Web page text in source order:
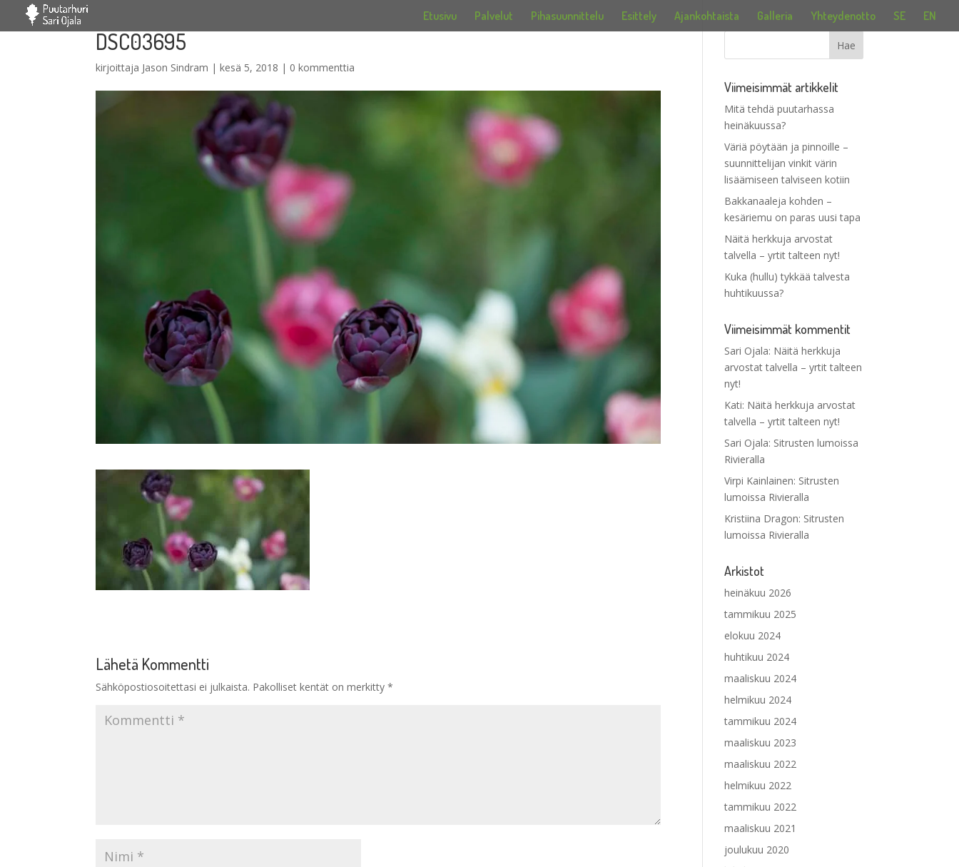
Etusivu Palvelut Pihasuunnittelu Esittely Ajankohtaista Galleria Yhteydenotto SE EN
DSC03695
kirjoittaja Jason Sindram |kesä 5, 2018 | 0 kommenttia
Lähetä Kommentti
Sähköpostiosoitettasi ei julkaista. Pakolliset kentät on merkitty*
Viimeisimmät artikkelit
Mitä tehdä puutarhassa
heinäkuussa?
Väriä pöytään ja pinnoille –
suunnittelijan vinkit värin
lisäämiseen talviseen kotiin
Bakkanaaleja kohden –
kesäriemu on paras uusi tapa
Näitä herkkuja arvostat
talvella – yrtit talteen nyt!
Kuka (hullu) tykkää talvesta
huhtikuussa?
Viimeisimmät kommentit
Sari Ojala: Näitä herkkuja
arvostat talvella – yrtit talteen
nyt!
Kati: Näitä herkkuja arvostat
talvella – yrtit talteen nyt!
Sari Ojala: Sitrusten lumoissa
Rivieralla
Virpi Kainlainen: Sitrusten
lumoissa Rivieralla
Kristiina Dragon: Sitrusten
lumoissa Rivieralla
Arkistot
heinäkuu 2026
tammikuu 2025
elokuu 2024
huhtikuu 2024
maaliskuu 2024
helmikuu 2024
tammikuu 2024
maaliskuu 2023
maaliskuu 2022
helmikuu 2022
tammikuu 2022
maaliskuu 2021
joulukuu 2020